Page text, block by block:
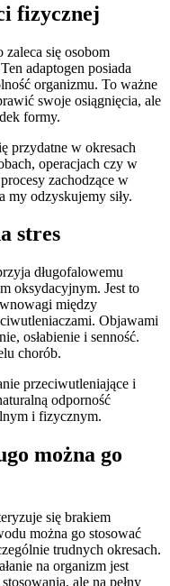
fizycznej
zaleca się osobom
adaptogen posiada
organizmu. To ważne
swoje osiągnięcia, ale
formy.
przydatne w okresach
operacjach czy w
zachodzące w
my odzyskujemy siły.
stres
długofalowemu
oksydacyjnym. Jest to
między
Objawami
osłabienie i senność.
chorób.
przeciwutleniające i
odporność
i fizycznym.
można go
się brakiem
można go stosować
trudnych okresach.
na organizm jest
ale na pełny